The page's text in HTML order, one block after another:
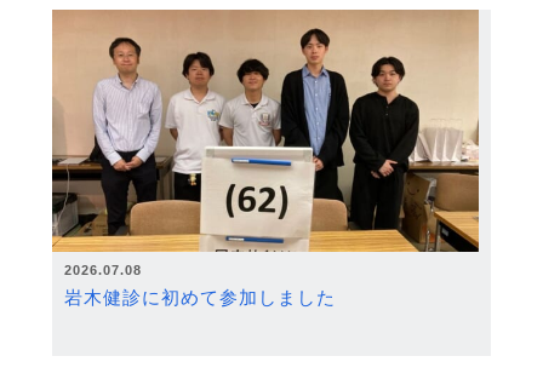
2026.07.08
岩木健診に初めて参加しました